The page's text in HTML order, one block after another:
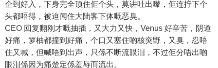
企到好入，下身完全顶住佢个头，莫讲吐出嚟，佢连拧下个
头都唔得，被迫闻住大陆客下体嘅恶臭。
CEO 回复翻刚才嘅抽插，又大力又快，Venus 好辛苦，阴道
好痛，箩柚都撞到好痛，个口又塞住啲核突野，又臭，忍唔
住又喊，但喊唔到出声，只係不断流眼泪，不过佢分唔出啲
眼泪係因为痛楚定係羞辱而流出。